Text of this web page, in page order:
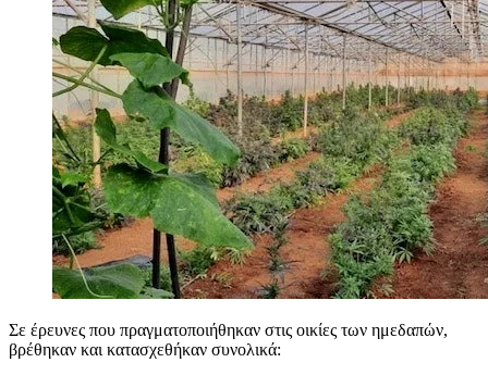
Σε έρευνες που πραγματοποιήθηκαν στις οικίες των ημεδαπών,
βρέθηκαν και κατασχεθήκαν συνολικά: